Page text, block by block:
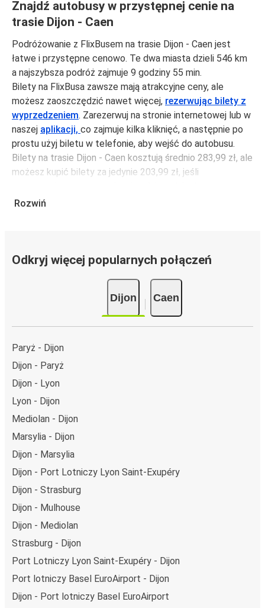
Znajdź autobusy w przystępnej cenie na
trasie Dijon - Caen
Podróżowanie z FlixBusem na trasie Dijon - Caen jest
łatwe i przystępne cenowo. Te dwa miasta dzieli 546 km
a najszybsza podróż zajmuje 9 godziny 55 min.
Bilety na FlixBusa zawsze mają atrakcyjne ceny, ale
możesz zaoszczędzić nawet więcej, rezerwując bilety z
wyprzedzeniem. Zarezerwuj na stronie internetowej lub w
naszej aplikacji, co zajmuje kilka kliknięć, a następnie po
prostu użyj biletu w telefonie, aby wejść do autobusu.
Bilety na trasie Dijon - Caen kosztują średnio 283,99 zł, ale
możesz kupić bilety za jedynie 203,99 zł, jeśli
unikając weekendów i świąt. Aby podróżować szybko,
jedynie 9 godziny 55 min.
ma mniejszy wpływ na środowisko
niż podróż samochodem czy samolotem. Stale pracujemy
nad tym, by jeszcze bardziej zmniejszać ślad węglowy,
flocie autobusów, wykorzystując alternatywne
technologie napędu i paliwa oraz oferując wszystkim
pasażerom możliwość zrekompensowania emisji
dwutlenku węgla przy zakupie biletu.
to283,99 zł, co sprawia, że podróż autobusem jest
znacznie tańsza od innych środków transportu.
Podróż z: Dijon
dobrze? Oto wszystko, co musisz wiedzieć.
Dijon jest węzłem komunikacyjnym z
autobusowymi; 62 połączeniami do innych miast i
codziennie zabiera podróżujących na przejazdy krajowe i
Miejsce przyjazdu: Caen
Rozwiń
Odkryj więcej popularnych połączeń
Dijon Caen
Paryż - Dijon
Dijon - Paryż
Dijon - Lyon
Lyon - Dijon
Mediolan - Dijon
Marsylia - Dijon
Dijon - Marsylia
Dijon - Port Lotniczy Lyon Saint-Exupéry
Dijon - Strasburg
Dijon - Mulhouse
Dijon - Mediolan
Strasburg - Dijon
Port Lotniczy Lyon Saint-Exupéry - Dijon
Port lotniczy Basel EuroAirport - Dijon
Dijon - Port lotniczy Basel EuroAirport